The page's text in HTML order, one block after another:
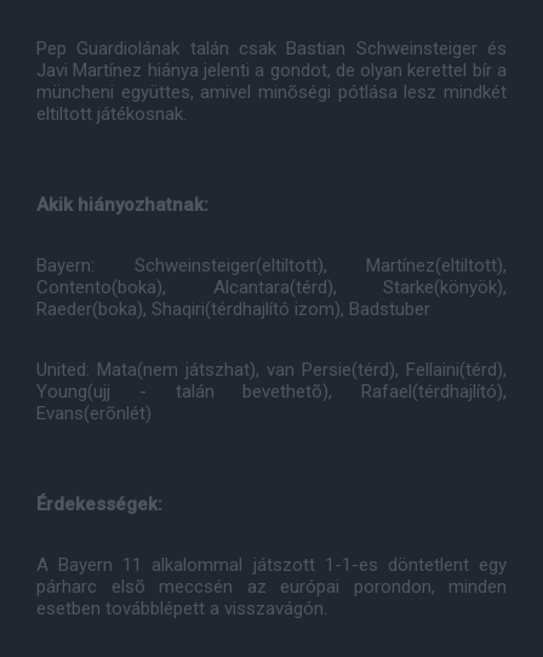
Pep Guardiolának talán csak Bastian Schweinsteiger és
Javi Martínez hiánya jelenti a gondot, de olyan kerettel bír a
müncheni együttes, amivel minõségi pótlása lesz mindkét
eltiltott játékosnak.
Akik hiányozhatnak:
Bayern: Schweinsteiger(eltiltott), Martínez(eltiltott),
Contento(boka), Alcantara(térd), Starke(könyök),
Raeder(boka), Shaqiri(térdhajlító izom), Badstuber
United: Mata(nem játszhat), van Persie(térd), Fellaini(térd),
Young(ujj - talán bevethetõ), Rafael(térdhajlító),
Evans(erõnlét)
Érdekességek:
A Bayern 11 alkalommal játszott 1-1-es döntetlent egy
párharc elsõ meccsén az európai porondon, minden
esetben továbblépett a visszavágón.